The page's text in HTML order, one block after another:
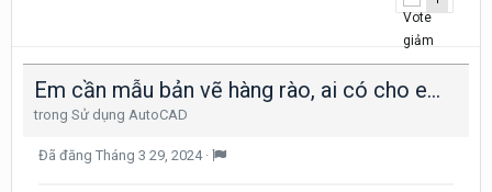
Em cần mẫu bản vẽ hàng rào, ai có cho em xin với ạ
trong Sử dụng AutoCAD
Đã đăng Tháng 3 29, 2024 ·